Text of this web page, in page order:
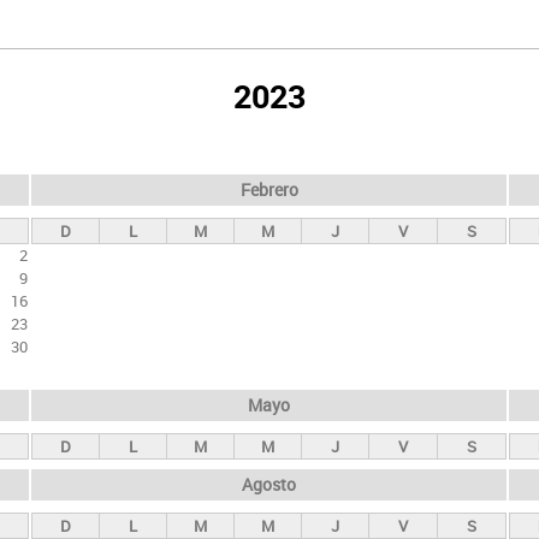
2023
2
9
16
23
30
Febrero
D L M M J V S
Mayo
D L M M J V S
Agosto
D L M M J V S